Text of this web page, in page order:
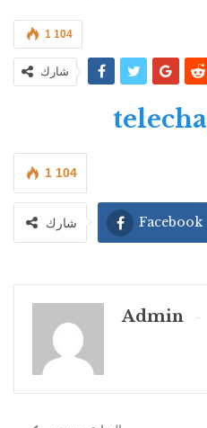
1 104
شارك
1 104
شارك Facebook
Admin